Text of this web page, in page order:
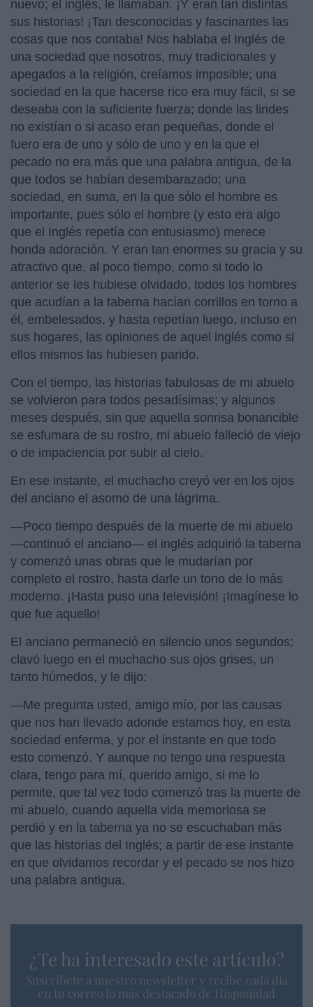
nuevo; el inglés, le llamaban. ¡Y eran tan distintas
sus historias! ¡Tan desconocidas y fascinantes las
cosas que nos contaba! Nos hablaba el Inglés de
una sociedad que nosotros, muy tradicionales y
apegados a la religión, creíamos imposible; una
sociedad en la que hacerse rico era muy fácil, si se
deseaba con la suficiente fuerza; donde las lindes
no existían o si acaso eran pequeñas, donde el
fuero era de uno y sólo de uno y en la que el
pecado no era más que una palabra antigua, de la
que todos se habían desembarazado; una
sociedad, en suma, en la que sólo el hombre es
importante, pues sólo el hombre (y esto era algo
que el Inglés repetía con entusiasmo) merece
honda adoración. Y eran tan enormes su gracia y su
atractivo que, al poco tiempo, como si todo lo
anterior se les hubiese olvidado, todos los hombres
que acudían a la taberna hacían corrillos en torno a
él, embelesados, y hasta repetían luego, incluso en
sus hogares, las opiniones de aquel inglés como si
ellos mismos las hubiesen parido.
Con el tiempo, las historias fabulosas de mi abuelo
se volvieron para todos pesadísimas; y algunos
meses después, sin que aquella sonrisa bonancible
se esfumara de su rostro, mi abuelo falleció de viejo
o de impaciencia por subir al cielo.
En ese instante, el muchacho creyó ver en los ojos
del anciano el asomo de una lágrima.
—Poco tiempo después de la muerte de mi abuelo
—continuó el anciano— el inglés adquirió la taberna
y comenzó unas obras que le mudarían por
completo el rostro, hasta darle un tono de lo más
moderno. ¡Hasta puso una televisión! ¡Imagínese lo
que fue aquello!
El anciano permaneció en silencio unos segundos;
clavó luego en el muchacho sus ojos grises, un
tanto húmedos, y le dijo:
—Me pregunta usted, amigo mío, por las causas
que nos han llevado adonde estamos hoy, en esta
sociedad enferma, y por el instante en que todo
esto comenzó. Y aunque no tengo una respuesta
clara, tengo para mí, querido amigo, si me lo
permite, que tal vez todo comenzó tras la muerte de
mi abuelo, cuando aquella vida memoriosa se
perdió y en la taberna ya no se escuchaban más
que las historias del Inglés; a partir de ese instante
en que olvidamos recordar y el pecado se nos hizo
una palabra antigua.
¿Te ha interesado este artículo?
Suscríbete a nuestro newsletter y recibe cada dia
en tu correo lo más destacado de Hispanidad